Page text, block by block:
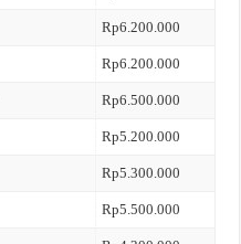
Rp6.200.000
Rp6.200.000
Rp6.500.000
Rp5.200.000
Rp5.300.000
Rp5.500.000